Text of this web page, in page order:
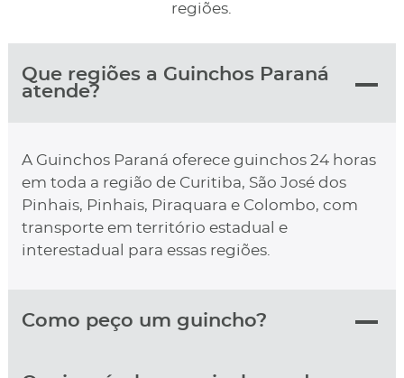
regiões.
Que regiões a Guinchos Paraná
atende?
A Guinchos Paraná oferece guinchos 24 horas
em toda a região de Curitiba, São José dos
Pinhais, Pinhais, Piraquara e Colombo, com
transporte em território estadual e
interestadual para essas regiões.
Como peço um guincho?